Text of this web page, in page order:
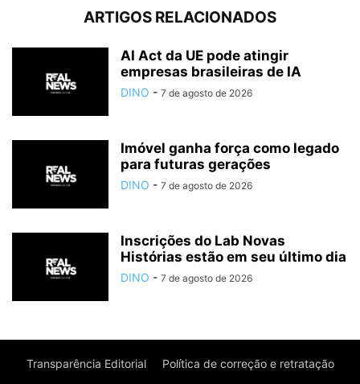
ARTIGOS RELACIONADOS
AI Act da UE pode atingir
empresas brasileiras de IA
DINO - 7 de agosto de 2026
Imóvel ganha força como legado
para futuras gerações
DINO - 7 de agosto de 2026
Inscrições do Lab Novas
Histórias estão em seu último dia
DINO - 7 de agosto de 2026
Transparência Editorial Política de correção e retratação